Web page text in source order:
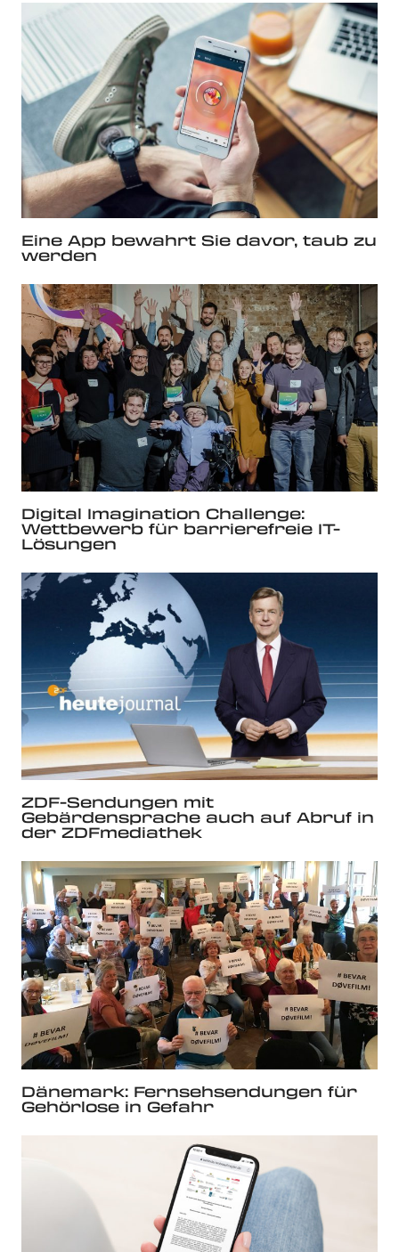
Eine App bewahrt Sie davor, taub zu
werden
Digital Imagination Challenge:
Wettbewerb für barrierefreie IT-
Lösungen
ZDF-Sendungen mit
Gebärdensprache auch auf Abruf in
der ZDFmediathek
Dänemark: Fernsehsendungen für
Gehörlose in Gefahr